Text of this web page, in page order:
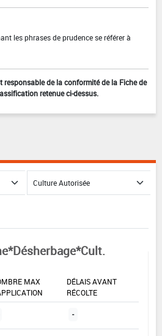
les phrases de prudence se référer à
de la conformité de la Fiche de
retenue ci-dessus.
MAX
DÉLAIS AVANT
RÉCOLTE
-